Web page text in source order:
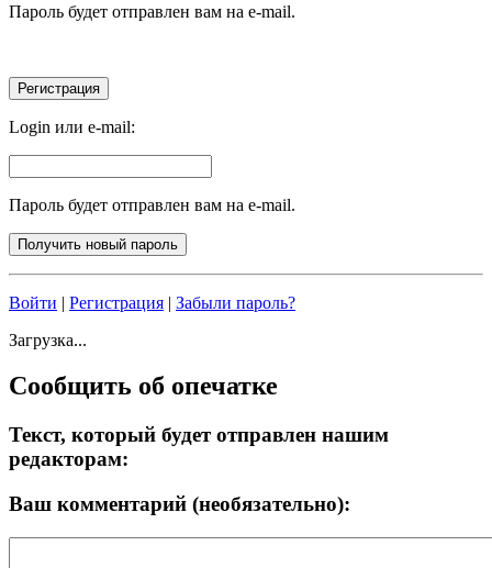
Пароль будет отправлен вам на e-mail.
Login или e-mail:
Пароль будет отправлен вам на e-mail.
Войти | Регистрация | Забыли пароль?
Загрузка...
Сообщить об опечатке
Текст, который будет отправлен нашим
редакторам:
Ваш комментарий (необязательно):